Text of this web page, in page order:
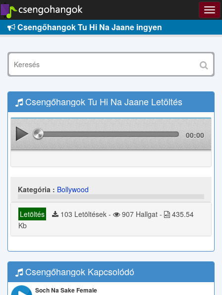
Csengőhangok Tu Hi Na Jaane ingyen
Csengőhangok Tu Hi Na Jaane Letöltés
00:00
Kategória : Bollywood
Letöltés 103 Letöltések - 907 Hallgat -
435.54
Kb
Csengőhangok Kapcsolódó
Soch Na Sake Female